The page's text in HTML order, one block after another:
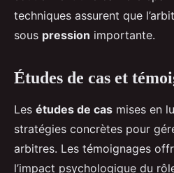
techniques assurent que
sous pression importante.
Études de cas et
Les études de cas mises en
stratégies concrètes pour
arbitres. Les témoignages
l’impact psychologique du